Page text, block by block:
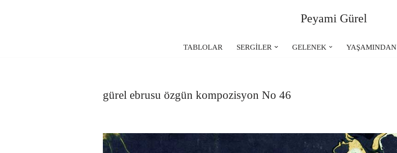
Peyami Gürel
TABLOLAR SERGİLER GELENEK YAŞAMINDAN
gürel ebrusu özgün kompozisyon No 46